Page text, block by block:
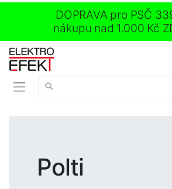
DOPRAVA pro PSČ
nákupu nad 1.000 Kč
Vyhledávání:
Polti